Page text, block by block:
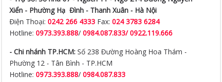
Xiển - Phường Hạ Đình - Thanh Xuân - Hà Nội
Điện Thoại:0242 266 4333 Fax:024 3783 6284
Hotline:0973.393.888/0984.087.833/ 0922.119.666
- Chi nhánh TP.HCM: Số 238 Đường Hoàng Hoa Thám -
Phường 12 - Tân Bình - TP.HCM
Hotline:0973.393.888/0984.087.833